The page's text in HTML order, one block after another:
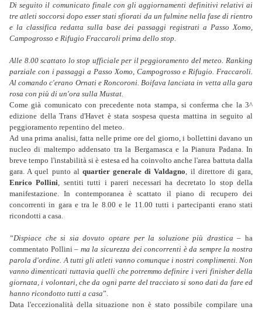
Di seguito il comunicato finale con gli aggiornamenti definitivi relativi ai
tre atleti soccorsi dopo esser stati sfiorati da un fulmine nella fase di rientro
e la classifica redatta sulla base dei passaggi registrati a Passo Xomo,
Campogrosso e Rifugio Fraccaroli prima dello stop.
Alle 8.00 scattato lo stop ufficiale per il peggioramento del meteo. Ranking
parziale con i passaggi a Passo Xomo, Campogrosso e Rifugio. Fraccaroli.
Al comando c'erano Ornati e Roncoroni. Boifava lanciata in vetta alla gara
rosa con più di un'ora sulla Mustat.
Come già comunicato con precedente nota stampa, si conferma che la 3^
edizione della Trans d'Havet è stata sospesa questa mattina in seguito al
peggioramento repentino del meteo.
Ad una prima analisi, fatta nelle prime ore del giorno, i bollettini davano un
nucleo di maltempo addensato tra la Bergamasca e la Pianura Padana. In
breve tempo l'instabilità si è estesa ed ha coinvolto anche l'area battuta dalla
gara. A quel punto al quartier generale di Valdagno, il direttore di gara,
Enrico Pollini, sentiti tutti i pareri necessari ha decretato lo stop della
manifestazione. In contemporanea è scattato il piano di recupero dei
concorrenti in gara e tra le 8.00 e le 11.00 tutti i partecipanti erano stati
ricondotti a casa.
“Dispiace che si sia dovuto optare per la soluzione più drastica – ha
commentato Pollini – ma la sicurezza dei concorrenti è da sempre la nostra
parola d'ordine. A tutti gli atleti vanno comunque i nostri complimenti. Non
vanno dimenticati tuttavia quelli che potremmo definire i veri finisher della
giornata, i volontari, che da ogni parte del tracciato si sono dati da fare ed
hanno ricondotto tutti a casa”.
Data l'eccezionalità della situazione non è stato possibile compilare una